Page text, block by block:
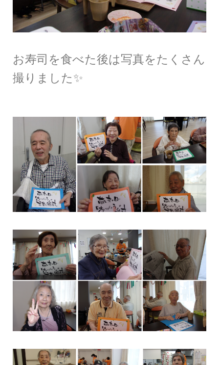
お寿司を食べた後は写真をたくさん
撮りました✨